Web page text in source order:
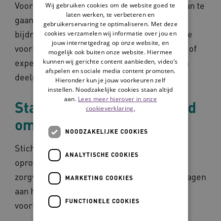
Voorwaarde om een nieuw voorbeeldzorgplan te
gaan maken is dat de vraagsteller zelf actief
bijdraagt aan het ontwikkelen van het nieuwe
voorbeeldzorgplan, door zelf deel te nemen of
experts binnen haar/zijn organisatie te laten
deelnemen.
Stap 2: oproep aan het veld
om mee te doen
Stichting Omaha System Support doet een
oproep aan andere
zorgverleners/zorgorganisaties om bij te dragen
aan het uitwerken van het nieuwe
voorbeeldzorgplan.
Wij gebruiken cookies om de website goed te
laten werken, te verbeteren en
gebruikerservaring te optimaliseren. Met deze
cookies verzamelen wij informatie over jou en
jouw internetgedrag op onze website, en
mogelijk ook buiten onze website. Hiermee
kunnen wij gerichte content aanbieden, video’s
afspelen en sociale media content promoten.
Hieronder kun je jouw voorkeuren zelf
instellen. Noodzakelijke cookies staan altijd
aan. Lees meer hierover in onze
cookieverklaring.
NOODZAKELIJKE COOKIES
ANALYTISCHE COOKIES
MARKETING COOKIES
FUNCTIONELE COOKIES